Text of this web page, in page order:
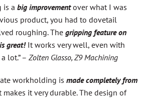
is a big improvement over what I was
product, you had to dovetail
roughing. The gripping feature on
great!It works very well, even with
lot.” – Zolten Glasso, Z9 Machining
workholding is made completely from
it very durable. The design of